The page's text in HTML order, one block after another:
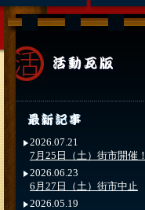
2026.07.21
7月25日（土）街市開催！
2026.06.23
6月27日（土）街市中止
2026.05.19